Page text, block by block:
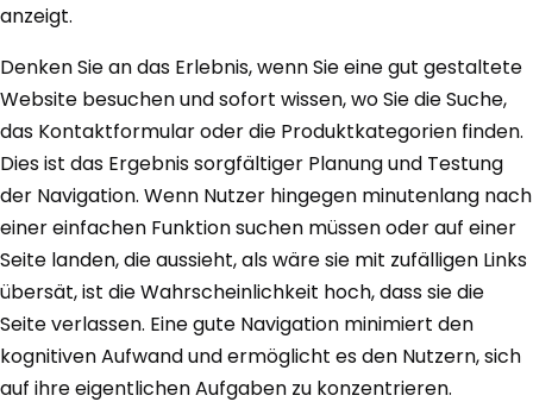
anzeigt.
Denken Sie an das Erlebnis, wenn Sie eine gut gestaltete
Website besuchen und sofort wissen, wo Sie die Suche,
das Kontaktformular oder die Produktkategorien finden.
Dies ist das Ergebnis sorgfältiger Planung und Testung
der Navigation. Wenn Nutzer hingegen minutenlang nach
einer einfachen Funktion suchen müssen oder auf einer
Seite landen, die aussieht, als wäre sie mit zufälligen Links
übersät, ist die Wahrscheinlichkeit hoch, dass sie die
Seite verlassen. Eine gute Navigation minimiert den
kognitiven Aufwand und ermöglicht es den Nutzern, sich
auf ihre eigentlichen Aufgaben zu konzentrieren.